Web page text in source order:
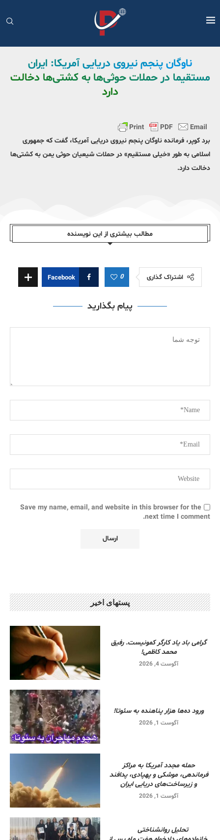
ناوگان پنجم نیروی دریایی آمریکا: ایران
مستقیما در حملات حوثی‌ها به کشتی‌ها دخالت
دارد
برد کوپر، فرمانده ناوگان پنجم نیروی دریایی آمریکا، گفت که جمهوری
اسلامی به طور «خیلی مستقیم» در حملات شیعیان حوثی یمن به کشتی‌ها
دخالت دارد.
مطالب بیشتری از این نویسندە
اشتراک گذاری 0
Facebook
پیام بگذارید
Save my name, email, and website in this browser for the
next time I comment.
پستهای اخیر
گرامی باد یاد کارگر کمونیست. رفیق
محمد کاظمی!
آگوست 4, 2026
ورود ده‌ها هزار پناهنده به سئوتا!
آگوست 1, 2026
حمله مجدد آمریکا به مراکز
فرماندهی، موشکی و پهپادی، پدافند
و زیرساخت‌های دریایی ایران
آگوست 1, 2026
تحلیل روانشناختی